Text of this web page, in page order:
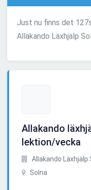
Just nu finns det
Allakando Läxhjälp
Allakando
lektion/vecka
Allakando Läxhjälp
Solna